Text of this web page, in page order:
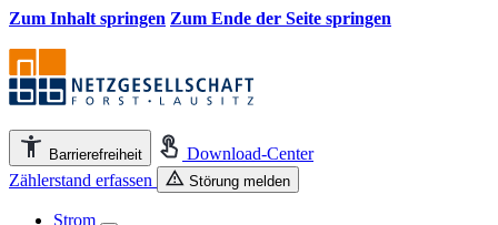
Zum Inhalt springen Zum Ende der Seite springen
Barrierefreiheit
Download-Center
Zählerstand erfassen
Störung melden
Strom